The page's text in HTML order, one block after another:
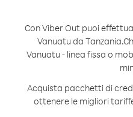
Con Viber Out puoi
Vanuatu da Tanzania.
Vanuatu - linea fissa o
Acquista pacchetti di
ottenere le migliori